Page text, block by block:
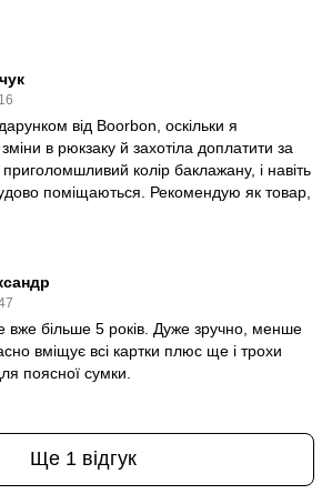
від Boorbon, оскільки я
в рюкзаку й захотіла доплатити за
колір баклажану, і навіть
поміщаються. Рекомендую як товар,
більше 5 років. Дуже зручно, менше
вміщує всі картки плюс ще і трохи
поясної сумки.
Ще 1 відгук